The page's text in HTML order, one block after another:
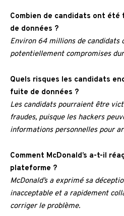
Combien de candidats ont
de données ?
Environ 64 millions de candidats
potentiellement compromises
Quels risques les candidats
fuite de données ?
Les candidats pourraient être
fraudes, puisque les hackers
informations personnelles pour
Comment McDonald’s a-t-il
plateforme ?
McDonald’s a exprimé sa
inacceptable et a rapidement
corriger le problème.